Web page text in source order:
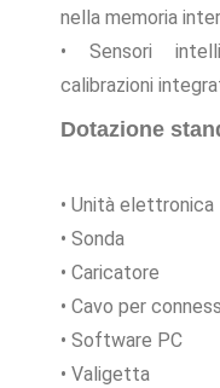
nella memoria
• Sensori
calibrazioni
Dotazione
• Unità elettronica
• Sonda
• Caricatore
• Cavo per
• Software PC
• Valigetta